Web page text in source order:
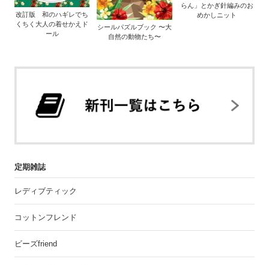
改訂版 和のハギレでち
くちく大人の着せかえド
ール
シールパズルブック 〜大
自然の動物たち〜
らん」とかぎ針編みのお
めかしニット
定期雑誌
レディブティック
コットンフレンド
ビーズfriend